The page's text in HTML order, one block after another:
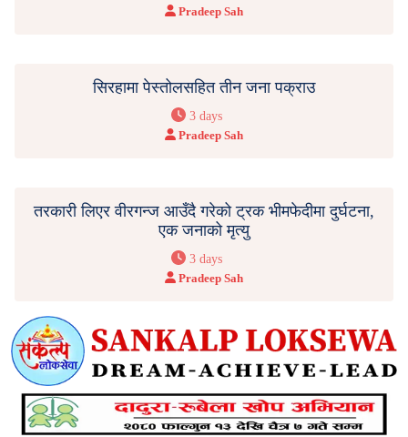
Pradeep Sah
सिरहामा पेस्तोलसहित तीन जना पक्राउ
3 days
Pradeep Sah
तरकारी लिएर वीरगन्ज आउँदै गरेको ट्रक भीमफेदीमा दुर्घटना,
एक जनाको मृत्यु
3 days
Pradeep Sah